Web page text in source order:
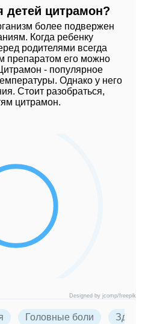
детей цитрамон?
более подвержен
Когда ребенку
родителями всегда
препаратом его можно
- популярное
Однако у него
Стоит разобраться,
цитрамон.
Designed by jcomp/freepik
Головные боли